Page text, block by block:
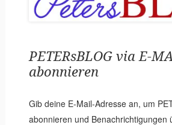
PETERsBLOG via E-
abonnieren
Gib deine E-Mail-Adresse an, um
abonnieren und Benachrichtigungen